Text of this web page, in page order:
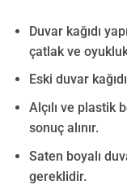
Duvar kağıdı
çatlak ve
Eski duvar
Alçılı ve plastik
sonuç alınır.
Saten boyalı
gereklidir.